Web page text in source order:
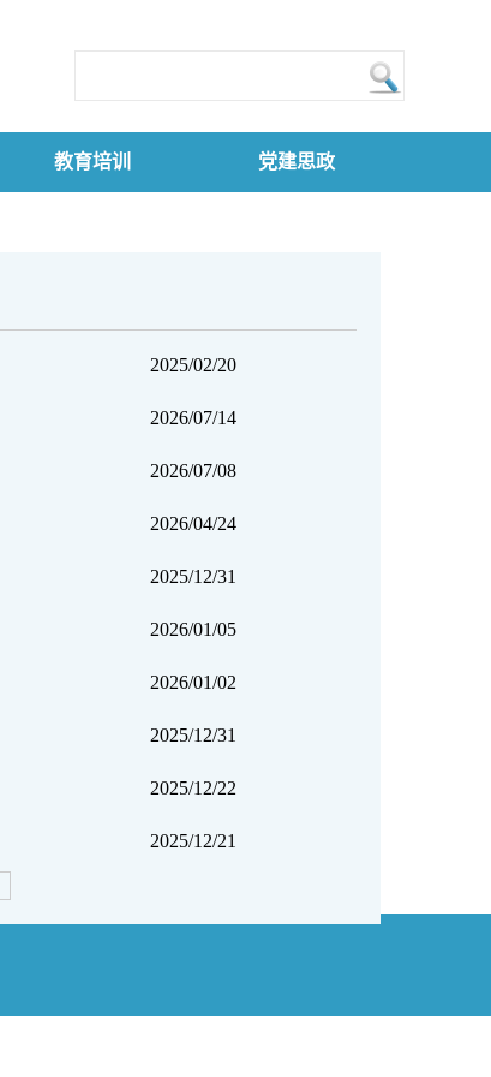
教育培训 党建思政
2025/02/20
2026/07/14
2026/07/08
2026/04/24
2025/12/31
2026/01/05
2026/01/02
2025/12/31
2025/12/22
2025/12/21